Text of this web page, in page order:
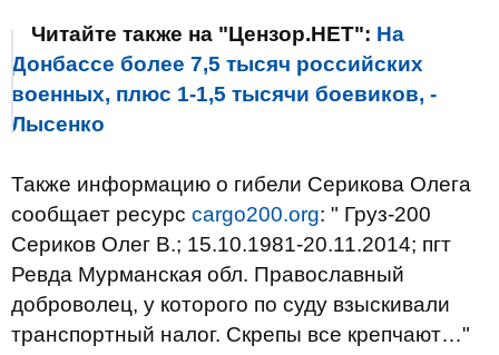
Читайте также на "Цензор.НЕТ": На
Донбассе более 7,5 тысяч российских
военных, плюс 1-1,5 тысячи боевиков, -
Лысенко
Также информацию о гибели Серикова Олега
сообщает ресурс cargo200.org: " Груз-200
Сериков Олег В.; 15.10.1981-20.11.2014; пгт
Ревда Мурманская обл. Православный
доброволец, у которого по суду взыскивали
транспортный налог. Скрепы все крепчают…"